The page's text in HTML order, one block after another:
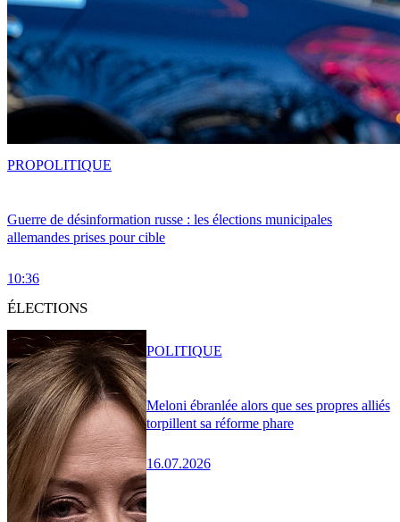
Guerre de désinformation russe : les élections municipales
allemandes prises pour cible
10:36
PROPOLITIQUE
ÉLECTIONS
Meloni ébranlée alors que ses propres alliés
torpillent sa réforme phare
16.07.2026
POLITIQUE